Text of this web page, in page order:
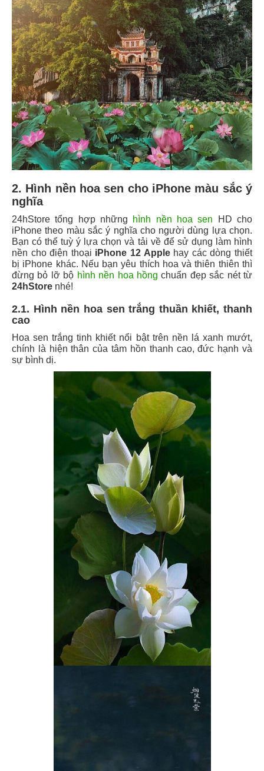
2. Hình nền hoa sen cho iPhone màu sắc ý
nghĩa
24hStore tổng hợp những hình nền hoa sen HD cho
iPhone theo màu sắc ý nghĩa cho người dùng lựa chọn.
Bạn có thể tuỳ ý lựa chọn và tải về để sử dụng làm hình
nền cho điện thoại iPhone 12 Apple hay các dòng thiết
bị iPhone khác. Nếu bạn yêu thích hoa và thiên thiên thì
đừng bỏ lỡ bộ hình nền hoa hồng chuẩn đẹp sắc nét từ
24hStore nhé!
2.1. Hình nền hoa sen trắng thuần khiết, thanh
cao
Hoa sen trắng tinh khiết nổi bật trên nền lá xanh mướt,
chính là hiện thân của tâm hồn thanh cao, đức hạnh và
sự bình dị.